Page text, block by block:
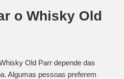
o Whisky Old
Old Parr depende das
Algumas pessoas preferem